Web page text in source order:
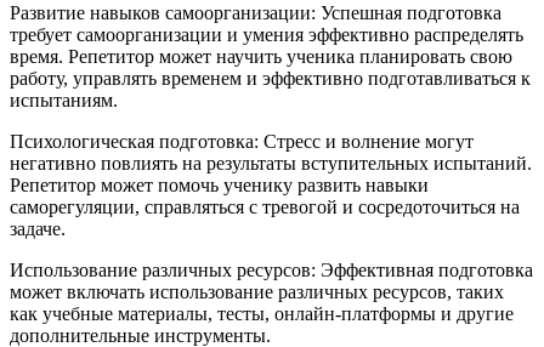
Развитие навыков самоорганизации: Успешная подготовка
требует самоорганизации и умения эффективно распределять
время. Репетитор может научить ученика планировать свою
работу, управлять временем и эффективно подготавливаться к
испытаниям.
Психологическая подготовка: Стресс и волнение могут
негативно повлиять на результаты вступительных испытаний.
Репетитор может помочь ученику развить навыки
саморегуляции, справляться с тревогой и сосредоточиться на
задаче.
Использование различных ресурсов: Эффективная подготовка
может включать использование различных ресурсов, таких
как учебные материалы, тесты, онлайн-платформы и другие
дополнительные инструменты.